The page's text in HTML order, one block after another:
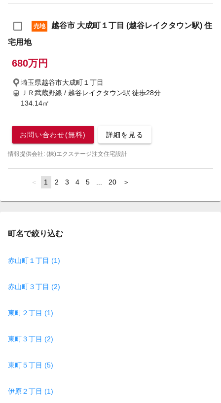
売地
越谷市 大成町１丁目 (越谷レイクタウン駅) 住
宅用地
680万円
埼玉県越谷市大成町１丁目
ＪＲ武蔵野線 / 越谷レイクタウン駅 徒歩28分
134.14㎡
お問い合わせ(無料) 詳細を見る
情報提供会社: (株)エクステージ注文住宅設計
page
You're
page
1 page
2 page
3 page
4 page
5 pagepage
20 page
町名で絞り込む
赤山町１丁目 (1)
赤山町３丁目 (2)
東町２丁目 (1)
東町３丁目 (2)
東町５丁目 (5)
伊原２丁目 (1)